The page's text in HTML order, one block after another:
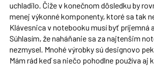
uchladilo. Čiže v konečnom dôsledku by
menej výkonné komponenty, ktoré sa tak
Klávesnica v notebooku musí byť príjemná
Súhlasím, že naháňanie sa za najtenšim
nezmysel. Mnohé výrobky sú designovo
Mám rád keď sa niečo pohodlne používa aj